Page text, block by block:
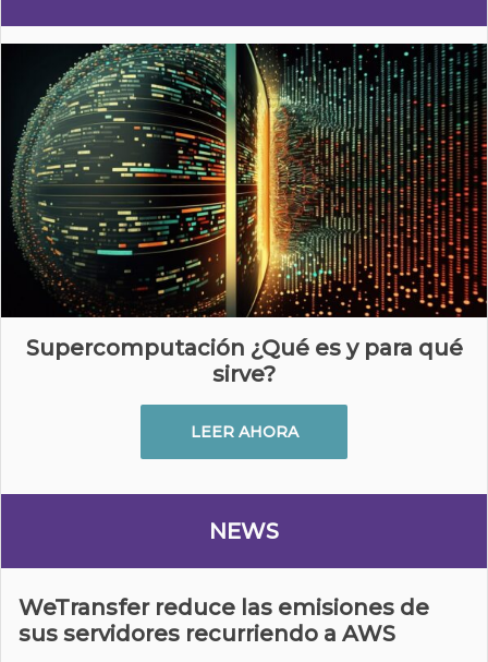
Supercomputación ¿Qué es y para qué
sirve?
LEER AHORA
NEWS
WeTransfer reduce las emisiones de
sus servidores recurriendo a AWS